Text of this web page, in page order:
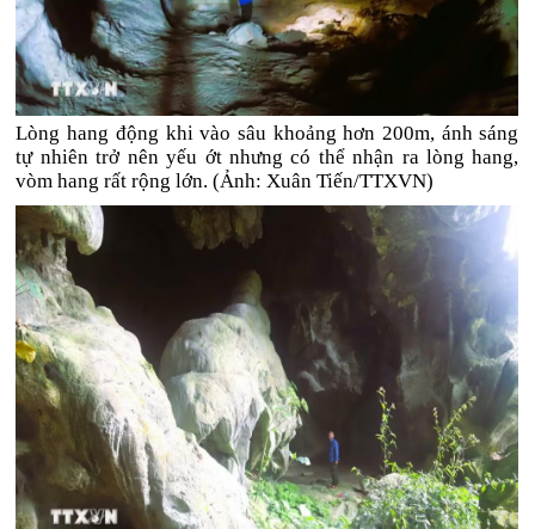
Lòng hang động khi vào sâu khoảng hơn 200m, ánh sáng
tự nhiên trở nên yếu ớt nhưng có thể nhận ra lòng hang,
vòm hang rất rộng lớn. (Ảnh: Xuân Tiến/TTXVN)